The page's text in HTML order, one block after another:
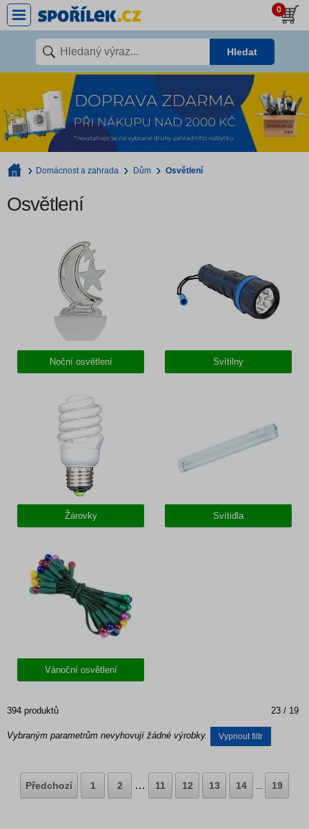
0
Hledat
Domácnost a zahrada Dům Osvětlení
Osvětlení
Noční osvětlení Svítilny
Žárovky Svítidla
Vánoční osvětlení
394 produktů 23 / 19
Vybraným parametrům nevyhovují žádné výrobky. Vypnout filtr
Předchozí 1 2 … 11 12 13 14 ... 19